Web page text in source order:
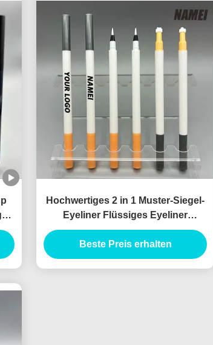
Hochwertiges 2 in 1 Muster-Siegel-
Eyeliner Flüssiges Eyeliner
Kosmetisches Eyeliner
Verpackung Canthus Marker
Beste Preis erhalten